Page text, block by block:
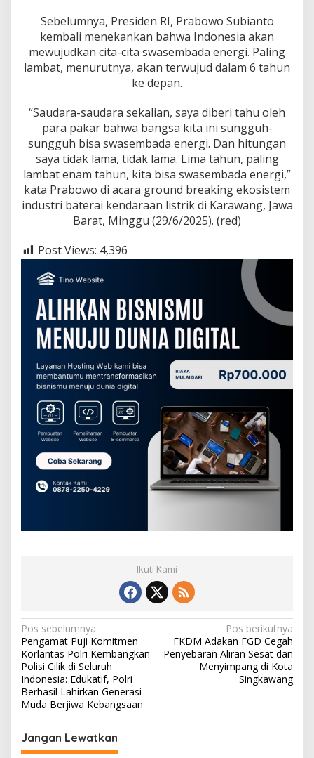
Sebelumnya, Presiden RI, Prabowo Subianto
kembali menekankan bahwa Indonesia akan
mewujudkan cita-cita swasembada energi. Paling
lambat, menurutnya, akan terwujud dalam 6 tahun
ke depan.
“Saudara-saudara sekalian, saya diberi tahu oleh
para pakar bahwa bangsa kita ini sungguh-
sungguh bisa swasembada energi. Dan hitungan
saya tidak lama, tidak lama. Lima tahun, paling
lambat enam tahun, kita bisa swasembada energi,”
kata Prabowo di acara ground breaking ekosistem
industri baterai kendaraan listrik di Karawang, Jawa
Barat, Minggu (29/6/2025). (red)
Post Views: 4,396
Ikuti Kami
N
a
v
i
g
a
s
Pos sebelumnya
Pengamat Puji Komitmen
Korlantas Polri Kembangkan
Polisi Cilik di Seluruh
Indonesia: Edukatif, Polri
Berhasil Lahirkan Generasi
Muda Berjiwa Kebangsaan
Pos berikutnya
FKDM Adakan FGD Cegah
Penyebaran Aliran Sesat dan
Menyimpang di Kota
Singkawang
Jangan Lewatkan